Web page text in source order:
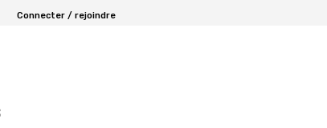
Connecter / rejoindre